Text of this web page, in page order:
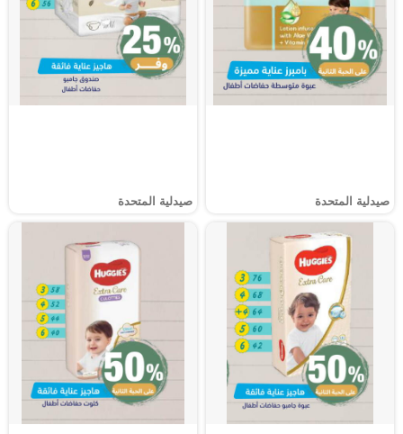
صيدلية المتحدة صيدلية المتحدة